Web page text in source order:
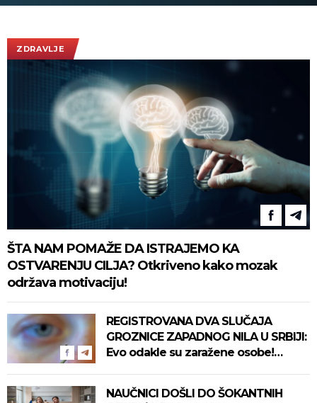
ZDRAVLJE
ŠTA NAM POMAŽE DA ISTRAJEMO KA
OSTVARENJU CILJA? Otkriveno kako mozak
održava motivaciju!
REGISTROVANA DVA SLUČAJA
GROZNICE ZAPADNOG NILA U SRBIJI:
Evo odakle su zaražene osobe!
NAUČNICI DOŠLI DO ŠOKANTNIH